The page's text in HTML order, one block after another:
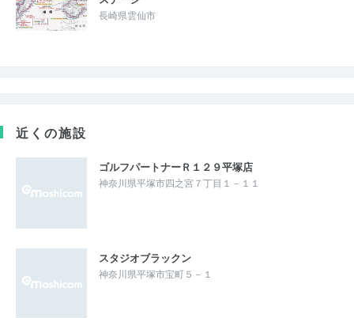
長崎県雲仙市
近くの施設
ゴルフパートナーＲ１２９平塚店
神奈川県平塚市四之宮７丁目１－１１
スタジオブラックン
神奈川県平塚市宝町５－１